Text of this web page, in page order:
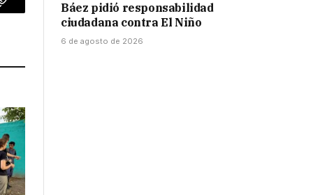
Copy
Báez pidió responsabilidad
ciudadana contra El Niño
6 de agosto de 2026